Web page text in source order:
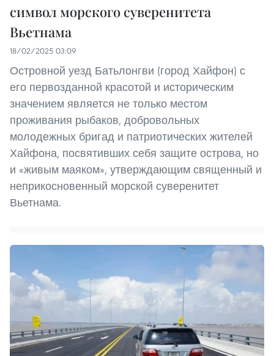
символ морского суверенитета
Вьетнама
18/02/2025 03:09
Островной уезд Батьлонгви (город Хайфон) с
его первозданной красотой и историческим
значением является не только местом
проживания рыбаков, добровольных
молодежных бригад и патриотических жителей
Хайфона, посвятивших себя защите острова, но
и «живым маяком», утверждающим священный и
неприкосновенный морской суверенитет
Вьетнама.